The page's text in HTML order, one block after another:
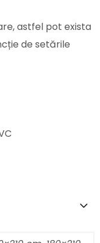
astfel pot exista
de setările